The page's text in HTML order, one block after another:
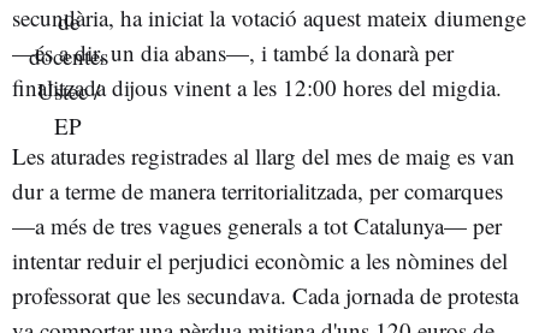
secundària, ha iniciat la votació aquest mateix diumenge
—és a dir, un dia abans—, i també la donarà per
finalitzada dijous vinent a les 12:00 hores del migdia.
Les aturades registrades al llarg del mes de maig es van
dur a terme de manera territorialitzada, per comarques
—a més de tres vagues generals a tot Catalunya— per
intentar reduir el perjudici econòmic a les nòmines del
professorat que les secundava. Cada jornada de protesta